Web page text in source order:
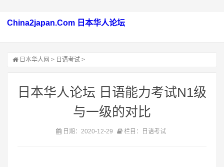
China2japan.Com 日本华人论坛
日本华人网 > 日语考试 >
日本华人论坛 日语能力考试N1级
与一级的对比
日期：2020-12-29 栏目：日语考试